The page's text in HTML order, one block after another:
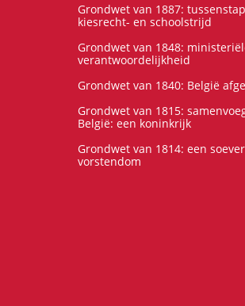
Grondwet van 1887:
kiesrecht- en schoolstrijd
Grondwet van 1848:
verantwoordelijkheid
Grondwet van 1840: België
Grondwet van 1815:
België: een koninkrijk
Grondwet van 1814: een
vorstendom